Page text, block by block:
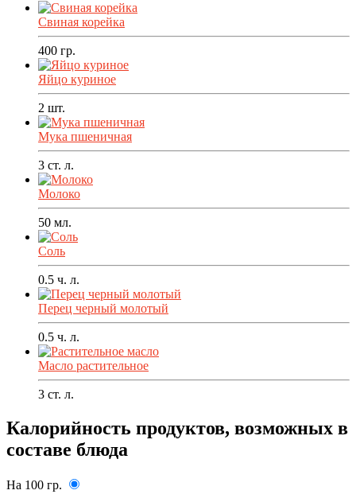
Свиная корейка
400 гр.
Яйцо куриное
2 шт.
Мука пшеничная
3 ст. л.
Молоко
50 мл.
Соль
0.5 ч. л.
Перец черный молотый
0.5 ч. л.
Масло растительное
3 ст. л.
Калорийность продуктов, возможных в
составе блюда
На 100 гр.